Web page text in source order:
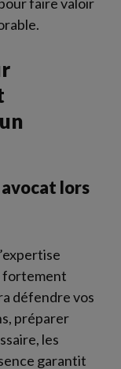
lors
fortement
défendre vos
préparer
les
garantit